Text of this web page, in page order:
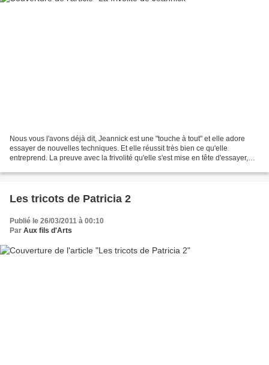
Nous vous l'avons déjà dit, Jeannick est une "touche à tout" et elle adore
essayer de nouvelles techniques. Et elle réussit très bien ce qu'elle
entreprend. La preuve avec la frivolité qu'elle s'est mise en tête d'essayer,
Les tricots de Patricia 2
Publié le 26/03/2011 à 00:10
Par Aux fils d'Arts